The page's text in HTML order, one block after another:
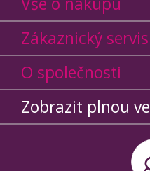
Zákaznický servis
O společnosti
Zobrazit plnou